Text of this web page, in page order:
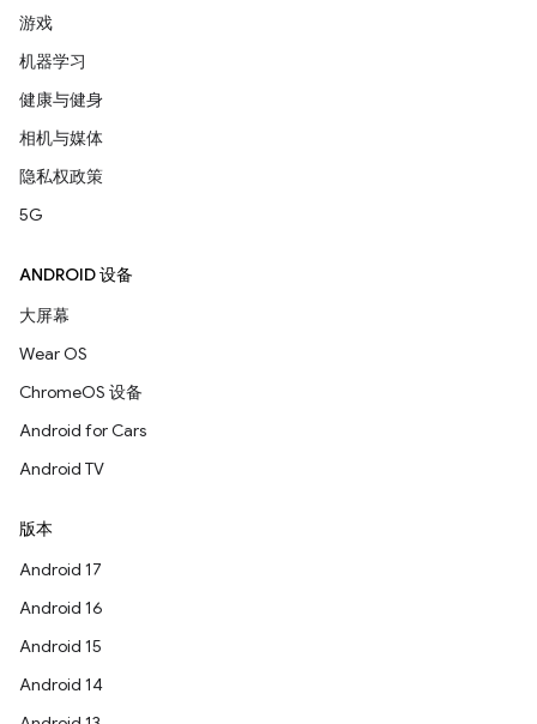
游戏
机器学习
健康与健身
相机与媒体
隐私权政策
5G
ANDROID 设备
大屏幕
Wear OS
ChromeOS 设备
Android for Cars
Android TV
版本
Android 17
Android 16
Android 15
Android 14